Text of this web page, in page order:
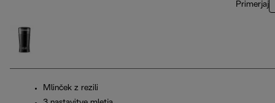
Primerjaj
Mlinček z rezili